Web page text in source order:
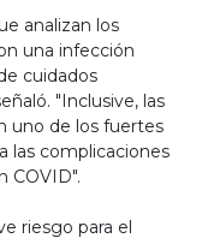
analizan los
una infección
cuidados
"Inclusive, las
uno de los fuertes
las complicaciones
COVID".
riesgo para el